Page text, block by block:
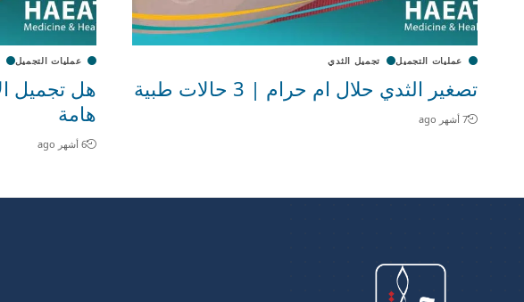
عمليات التجميل تجميل الثدي
تصغير الثدي حلال ام حرام | 3 حالات طبية
7 أشهر ago
عمليات التجميل
هامة
6 أشهر ago